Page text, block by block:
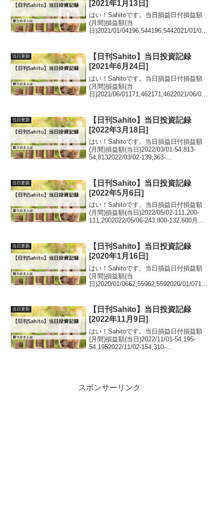
[2021年1月13日]
はい！Sahitoです。当日損益日付損益額
(月間)損益額(当
日)2021/01/04196,544196,5442021/01/05
当日更新
【日刊Sahito】当日投資記録
[2021年6月24日]
はい！Sahitoです。当日損益日付損益額
(月間)損益額(当
日)2021/06/01171,462171,4622021/06/02
6/0482,383...
当日更新
【日刊Sahito】当日投資記録
[2022年3月18日]
はい！Sahitoです。当日損益日付損益額
(月間)損益額(当日)2022/03/01-54,813-
54,8132022/03/02-139,363-
当日更新
【日刊Sahito】当日投資記録
[2022年5月6日]
はい！Sahitoです。当日損益日付損益額
(月間)損益額(当日)2022/05/02-111,200-
111,2002022/05/06-243,800-132,600月間
当日更新
【日刊Sahito】当日投資記録
[2020年1月16日]
はい！Sahitoです。当日損益日付損益額
(月間)損益額(当
日)2020/01/0662,55962,5592020/01/0718
当日更新
【日刊Sahito】当日投資記録
[2022年11月9日]
はい！Sahitoです。当日損益日付損益額
(月間)損益額(当日)2022/11/01-54,195-
54,1952022/11/02-154,310-
スポンサーリンク